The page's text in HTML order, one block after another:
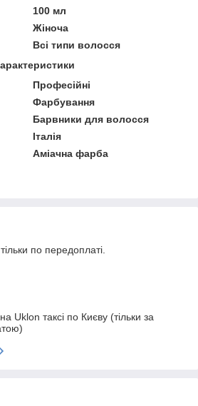
100 мл
Жіноча
Всі типи волосся
Професійні
Фарбування
Барвники для волосся
Італія
Аміачна фарба
по передоплаті.
Uklon таксі по Києву (тільки за